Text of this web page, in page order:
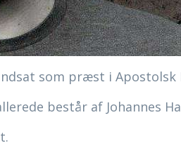
som præst i Apostolsk
består af Johannes